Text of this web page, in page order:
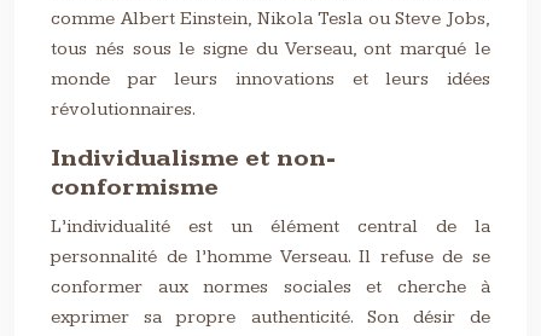
comme Albert Einstein, Nikola Tesla ou Steve Jobs,
tous nés sous le signe du Verseau, ont marqué le
monde par leurs innovations et leurs idées
révolutionnaires.
Individualisme et non-
conformisme
L’individualité est un élément central de la
personnalité de l’homme Verseau. Il refuse de se
conformer aux normes sociales et cherche à
exprimer sa propre authenticité. Son désir de